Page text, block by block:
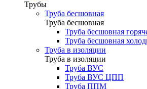
Трубы
Труба бесшовная
Труба бесшовная
Труба бесшовная
Труба бесшовная
Труба в изоляции
Труба в изоляции
Труба ВУС
Труба ВУС ЦПП
Труба ППМ